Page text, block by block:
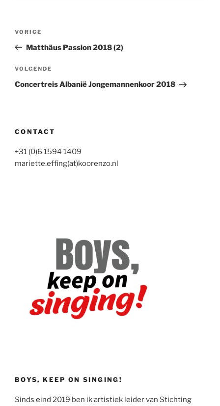
Vorig
bericht
VORIGE
Matthäus Passion 2018 (2)
Volgend
bericht
VOLGENDE
Concertreis Albanië Jongemannenkoor 2018
CONTACT
+31 (0)6 1594 1409
mariette.effing(at)koorenzo.nl
BOYS, KEEP ON SINGING!
Sinds eind 2019 ben ik artistiek leider van Stichting